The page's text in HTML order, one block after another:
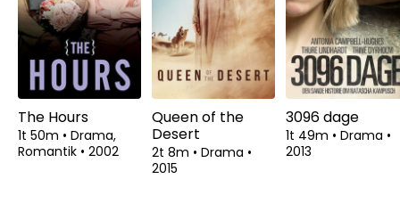
The Hours
1t 50m • Drama,
Romantik • 2002
Queen of the
Desert
2t 8m • Drama •
2015
3096 dage
1t 49m • Drama •
2013